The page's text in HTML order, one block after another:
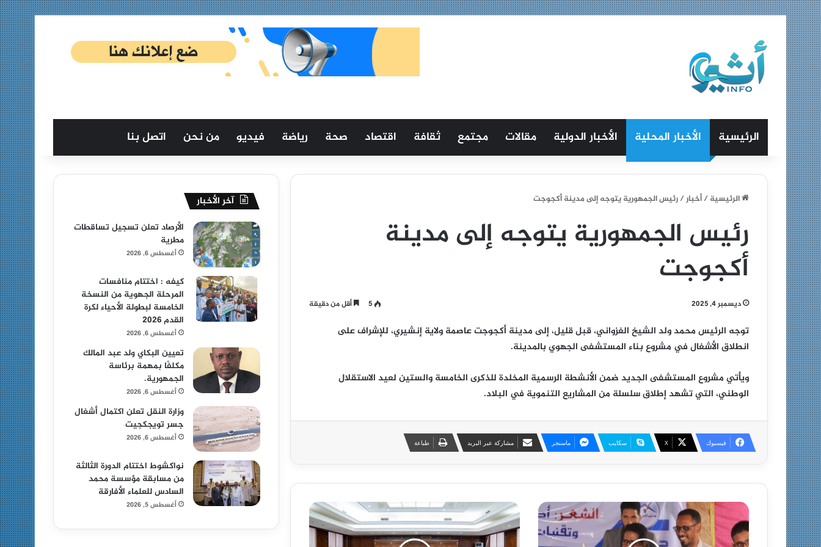
الرئيسية الأخبار المحلية الأخبار الدولية مقالات مجتمع ثقافة اقتصاد صحة رياضة فيديو من نحن اتصل بنا
الرئيسية/أخبار/رئيس الجمهورية يتوجه إلى مدينة أكجوجت
رئيس الجمهورية يتوجه إلى مدينة
أكجوجت
ديسمبر 4, 2025 5 أقل من دقيقة
توجه الرئيس محمد ولد الشيخ الغزواني، قبل قليل، إلى مدينة أكجوجت عاصمة ولاية إنشيري، للإشراف على
انطلاق الأشغال في مشروع بناء المستشفى الجهوي بالمدينة.
ويأتي مشروع المستشفى الجديد ضمن الأنشطة الرسمية المخلدة للذكرى الخامسة والستين لعيد الاستقلال
الوطني، التي تشهد إطلاق سلسلة من المشاريع التنموية في البلاد.
فيسبوك X سكايب ماسنجر مشاركة عبر البريد طباعة
آخر الأخبار
الأرصاد تعلن تسجيل تساقطات
مطرية
أغسطس 6, 2026
كيفه : اختتام منافسات
المرحلة الجهوية من النسخة
الخامسة لبطولة الأحياء لكرة
القدم 2026
أغسطس 6, 2026
تعيين البكاي ولد عبد المالك
مكلفًا بمهمة برئاسة
الجمهورية.
أغسطس 6, 2026
وزارة النقل تعلن اكتمال أشغال
جسر تويجكجيت
أغسطس 6, 2026
نواكشوط اختتام الدورة الثالثة
من مسابقة مؤسسة محمد
السادس للعلماء الأفارقة
أغسطس 5, 2026